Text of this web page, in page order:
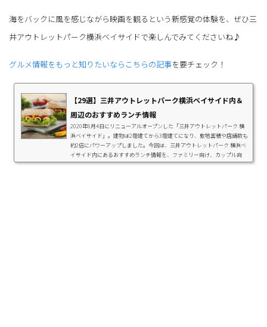
海をバックに風を感じながら映画を観るという新感覚の体験を、ぜひ三
井アウトレットパーク横浜ベイサイドで楽しんでみてくださいね♪
グルメ情報をもっと知りたいならこちらの記事を要チェック！
【29選】三井アウトレットパーク横浜ベイサイド内＆
周辺のおすすめランチ情報
2020年6月4日にリニューアルオープンした「三井アウトレットパーク 横
浜ベイサイド」。建物は2階建てから3階建てになり、敷地面積や店舗数も
約2倍にパワーアップしました。今回は、三井アウトレットパーク 横浜ベ
イサイド内にあるおすすめランチ情報を、ファミリー向け、カップル向
け、友だち向けと、カテゴリー別に紹介します。アウトレットだけでな